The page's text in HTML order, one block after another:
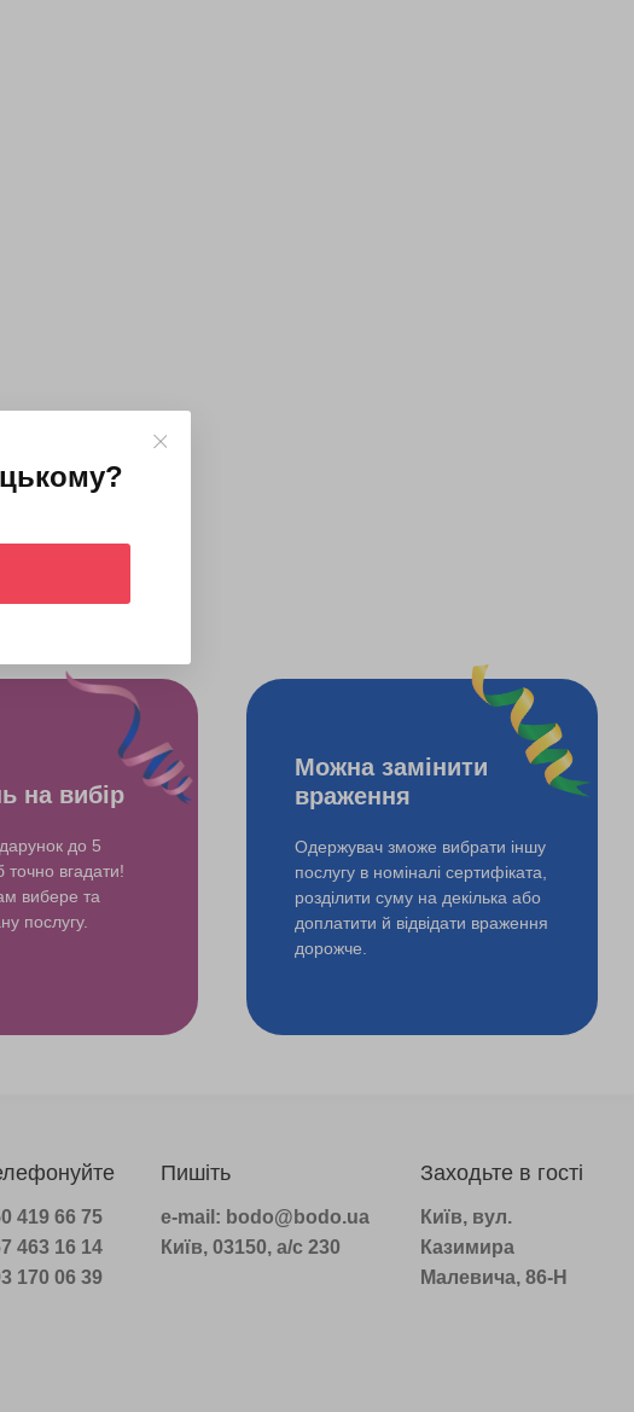
на вибір
до 5
вгадати!
вибере та
послугу.
Можна замінити
враження
Одержувач зможе вибрати іншу
послугу в номіналі сертифіката,
розділити суму на декілька або
доплатити й відвідати враження
дорожче.
419 66 75
463 16 14
170 06 39
Пишіть
e-mail: bodo@bodo.ua
Київ, 03150, а/с 230
Заходьте в гості
Київ, вул.
Казимира
Малевича, 86-Н
?